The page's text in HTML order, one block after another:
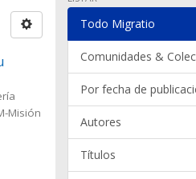
Misión
Todo Migratio
Comunidades &
Por fecha de
Autores
Títulos